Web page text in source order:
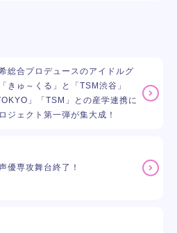
総合プロデュースのアイドルグ
きゅ～くる」と「TSM渋谷」
」「TSM」との産学連携に
ジェクト第一弾が集大成！
優専攻舞台終了！